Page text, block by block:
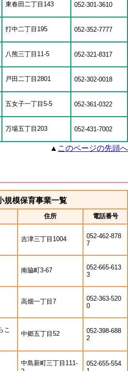
東春田二丁目143 052-301-3610
打中二丁目195 052-352-7777
八熊三丁目11-5 052-321-8317
戸田二丁目2801 052-302-0018
五女子一丁目5-5 052-361-0322
万場五丁目203 052-431-7002
▲ このページの先頭へ
規模保育事業一覧
住所 電話番号
吉津三丁目1004
052-462-878
7
南脇町3-67
052-665-613
3
高畑一丁目7
052-363-520
0
こ
中郷五丁目52
052-398-688
2
中島新町三丁目111-
052-655-554